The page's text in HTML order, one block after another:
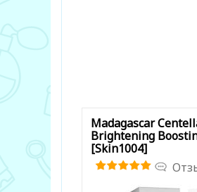
Madagascar
Brightening
[Skin1004]